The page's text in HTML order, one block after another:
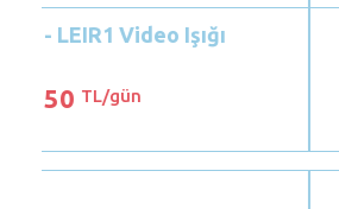
Godox SL300W -